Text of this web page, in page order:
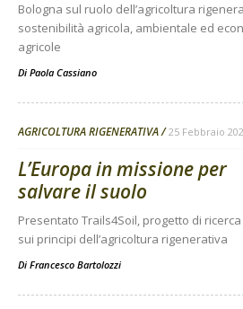
Bologna sul ruolo dell’agricoltura
sostenibilità agricola, ambientale ed
agricole
Di Paola Cassiano
AGRICOLTURA RIGENERATIVA 25 Febbraio
L’Europa in missione per
salvare il suolo
Presentato Trails4Soil, progetto di
sui principi dell’agricoltura rigenerativa
Di Francesco Bartolozzi